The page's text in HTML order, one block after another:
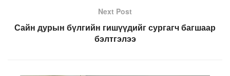
Next Post
Сайн дурын бүлгийн гишүүдийг сургагч багшаар
бэлтгэлээ